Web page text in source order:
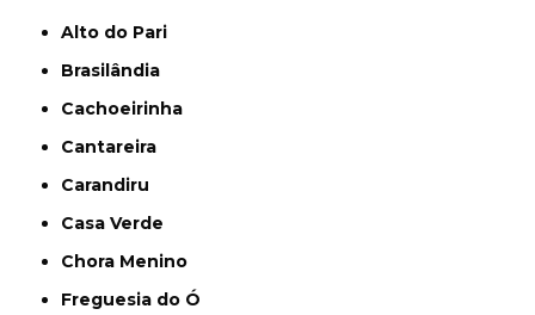
Alto do Pari
Brasilândia
Cachoeirinha
Cantareira
Carandiru
Casa Verde
Chora Menino
Freguesia do Ó